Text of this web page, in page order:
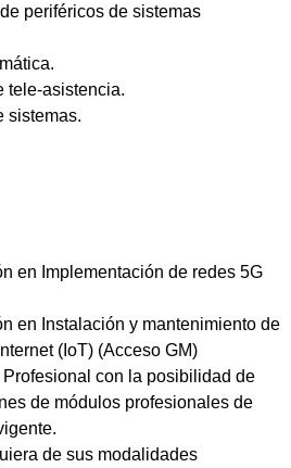
periféricos de sistemas
tele-asistencia.
sistemas.
en Implementación de redes 5G
en Instalación y mantenimiento de
(IoT) (Acceso GM)
con la posibilidad de
de módulos profesionales de
de sus modalidades